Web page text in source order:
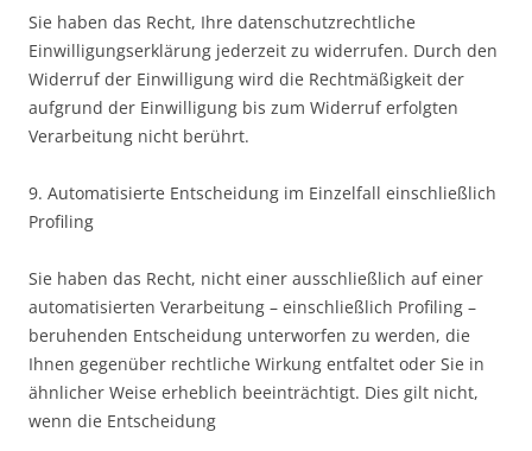
Sie haben das Recht, Ihre datenschutzrechtliche
Einwilligungserklärung jederzeit zu widerrufen. Durch den
Widerruf der Einwilligung wird die Rechtmäßigkeit der
aufgrund der Einwilligung bis zum Widerruf erfolgten
Verarbeitung nicht berührt.
9. Automatisierte Entscheidung im Einzelfall einschließlich
Profiling
Sie haben das Recht, nicht einer ausschließlich auf einer
automatisierten Verarbeitung – einschließlich Profiling –
beruhenden Entscheidung unterworfen zu werden, die
Ihnen gegenüber rechtliche Wirkung entfaltet oder Sie in
ähnlicher Weise erheblich beeinträchtigt. Dies gilt nicht,
wenn die Entscheidung